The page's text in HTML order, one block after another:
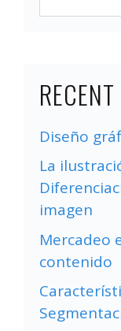
Diseño
La
imagen
Mercadeo
contenido